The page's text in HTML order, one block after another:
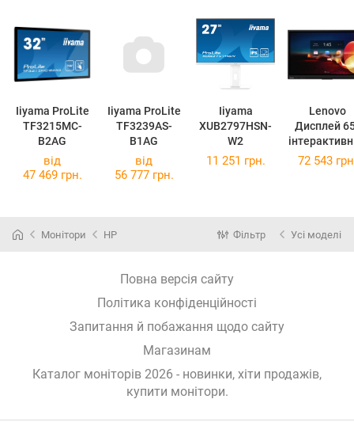
Iiyama ProLite
TF3215MC-
B2AG
Iiyama ProLite
TF3239AS-
B1AG
Iiyama
XUB2797HSN-
W2
Lenovo
Дисплей
від
47 469 грн.
від
56 777 грн.
11 251 грн. 72 543
Монітори HP Фільтр Усі моделі
Повна версія сайту
Політика конфіденційності
Запитання й побажання щодо сайту
Магазинам
Каталог моніторів 2026 - новинки, хіти продажів,
купити монітори.